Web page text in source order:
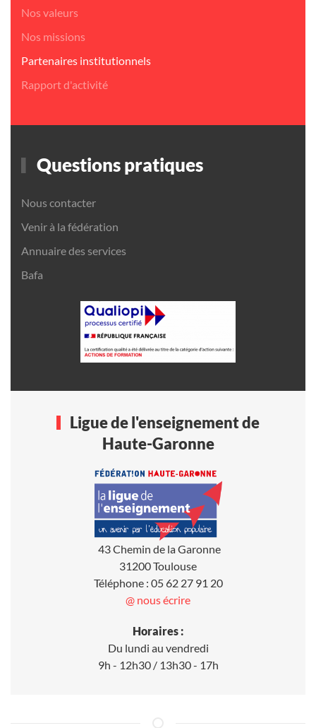
Nos valeurs
Nos missions
Partenaires institutionnels
Rapport d'activité
Questions pratiques
Nous contacter
Venir à la fédération
Annuaire des services
Bafa
Ligue de l'enseignement de
Haute-Garonne
43 Chemin de la Garonne
31200 Toulouse
Téléphone : 05 62 27 91 20
@ nous écrire
Horaires :
Du lundi au vendredi
9h - 12h30 / 13h30 - 17h